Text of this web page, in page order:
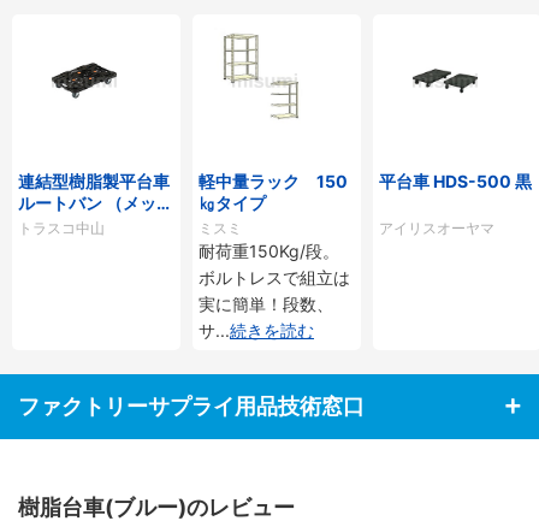
連結型樹脂製平台車
ルートバン （メッシ
ュタイプ）
トラスコ中山
軽中量ラック 150
㎏タイプ
ミスミ
耐荷重150Kg/段。
ボルトレスで組立は
実に簡単！段数、
サ...続きを読む
平台車 HDS-500 黒
アイリスオーヤマ
ファクトリーサプライ用品技術窓口
樹脂台車(ブルー)のレビュー